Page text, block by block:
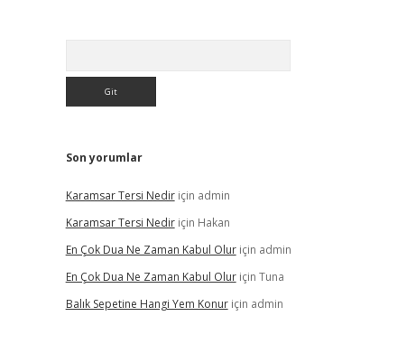
Son yorumlar
Karamsar Tersi Nediriçin admin
Karamsar Tersi Nediriçin Hakan
En Çok Dua Ne Zaman Kabul Oluriçin admin
En Çok Dua Ne Zaman Kabul Oluriçin Tuna
Balık Sepetine Hangi Yem Konuriçin admin